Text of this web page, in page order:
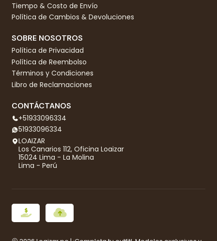
Tiempo & Costo de Envío
Política de Cambios & Devoluciones
SOBRE NOSOTROS
Política de Privacidad
Política de Reembolso
Términos y Condiciones
Libro de Reclamaciones
CONTÁCTANOS
+51933096334
51933096334
LOAIZAR
Los Canarios 112, Oficina Loaizar
15024 Lima - La Molina
Lima - Perú